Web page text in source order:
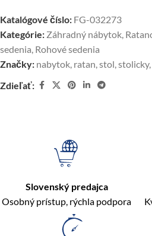
Katalógové číslo: FG-032273
Kategórie: Záhradný nábytok,
sedenia, Rohové sedenia
Značky: nabytok, ratan,stol,stolicky,
Zdieľať:
Slovenský predajca
Osobný prístup, rýchla podpora